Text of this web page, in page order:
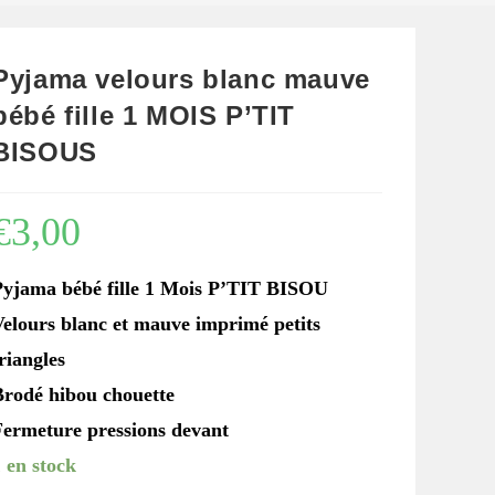
velours blanc mauve
fille 1 MOIS P’TIT
3,00
bébé fille 1 Mois P’TIT BISOU
blanc et mauve imprimé petits
hibou chouette
pressions devant
en stock